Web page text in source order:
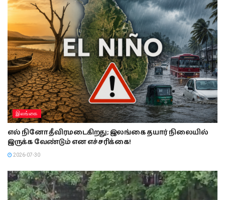
இலங்கை
எல் நினோ தீவிரமடைகிறது; இலங்கை தயார் நிலையில்
இருக்க வேண்டும் என எச்சரிக்கை!
2026-07-30